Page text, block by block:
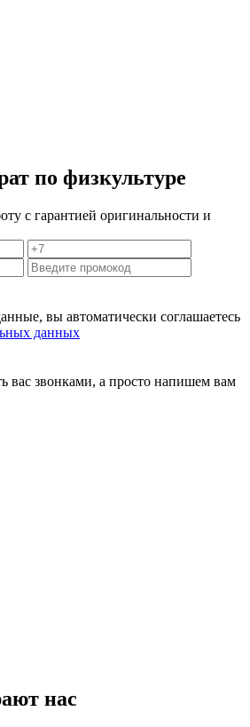
по физкультуре
с гарантией оригинальности и
вы автоматически соглашаетесь
данных
вас звонками, а просто напишем вам
нас